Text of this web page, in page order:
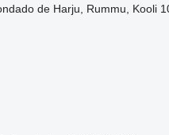
de Harju, Rummu, Kooli